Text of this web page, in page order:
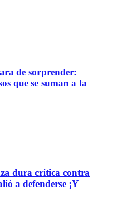
de sorprender:
que se suman a la
dura crítica contra
a defenderse ¡Y